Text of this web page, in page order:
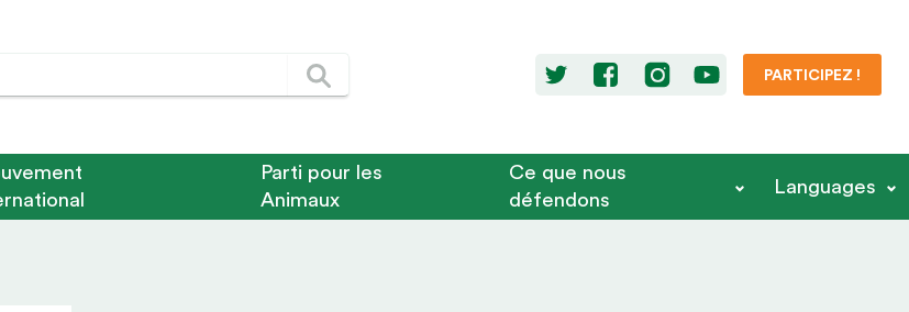
PARTICIPEZ !
Parti pour les
Animaux
Ce que nous
défendons
Languages